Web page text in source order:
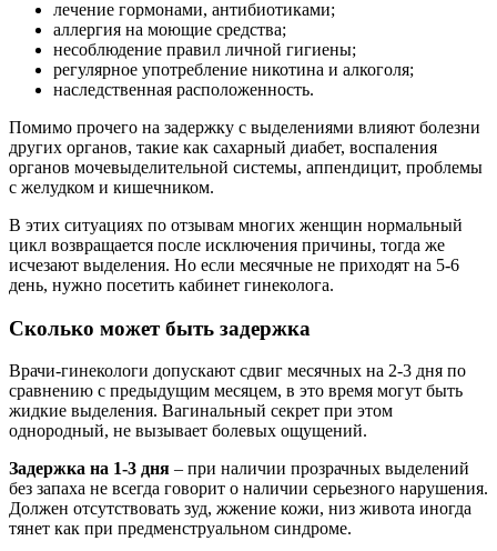
лечение гормонами, антибиотиками;
аллергия на моющие средства;
несоблюдение правил личной гигиены;
регулярное употребление никотина и алкоголя;
наследственная расположенность.
Помимо прочего на задержку с выделениями влияют болезни
других органов, такие как сахарный диабет, воспаления
органов мочевыделительной системы, аппендицит, проблемы
с желудком и кишечником.
В этих ситуациях по отзывам многих женщин нормальный
цикл возвращается после исключения причины, тогда же
исчезают выделения. Но если месячные не приходят на 5-6
день, нужно посетить кабинет гинеколога.
Сколько может быть задержка
Врачи-гинекологи допускают сдвиг месячных на 2-3 дня по
сравнению с предыдущим месяцем, в это время могут быть
жидкие выделения. Вагинальный секрет при этом
однородный, не вызывает болевых ощущений.
Задержка на 1-3 дня – при наличии прозрачных выделений
без запаха не всегда говорит о наличии серьезного нарушения.
Должен отсутствовать зуд, жжение кожи, низ живота иногда
тянет как при предменструальном синдроме.